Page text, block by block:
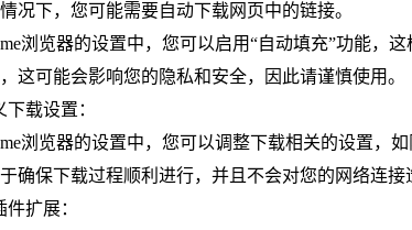
况下，您可能需要自动下载网页中的链接。
浏览器的设置中，您可以启用“自动填充”功能，
这可能会影响您的隐私和安全，因此请谨慎使用。
下载设置：
浏览器的设置中，您可以调整下载相关的设置，如
确保下载过程顺利进行，并且不会对您的网络连接
扩展：